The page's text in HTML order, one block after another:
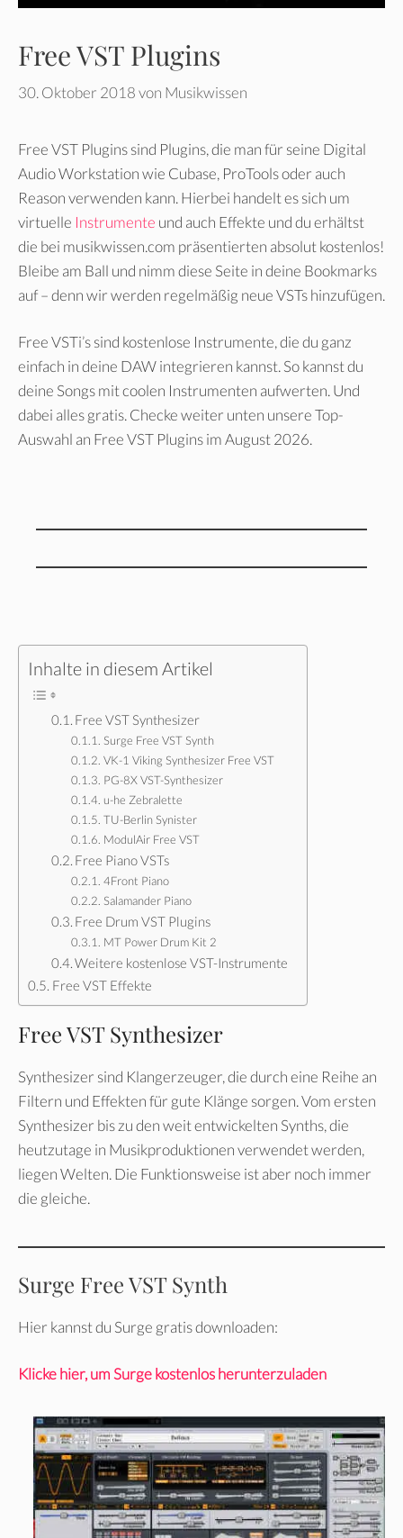
Free VST Plugins
30. Oktober 2018von Musikwissen
Free VST Plugins sind Plugins, die man für seine Digital
Audio Workstation wie Cubase, ProTools oder auch
Reason verwenden kann. Hierbei handelt es sich um
virtuelle Instrumente und auch Effekte und du erhältst
die bei musikwissen.com präsentierten absolut kostenlos!
Bleibe am Ball und nimm diese Seite in deine Bookmarks
auf – denn wir werden regelmäßig neue VSTs hinzufügen.
Free VSTi’s sind kostenlose Instrumente, die du ganz
einfach in deine DAW integrieren kannst. So kannst du
deine Songs mit coolen Instrumenten aufwerten. Und
dabei alles gratis. Checke weiter unten unsere Top-
Auswahl an Free VST Plugins im August 2026.
Inhalte in diesem Artikel
Free VST Synthesizer
Surge Free VST Synth
VK-1 Viking Synthesizer Free VST
PG-8X VST-Synthesizer
u-he Zebralette
TU-Berlin Synister
ModulAir Free VST
Free Piano VSTs
4Front Piano
Salamander Piano
Free Drum VST Plugins
MT Power Drum Kit 2
Weitere kostenlose VST-Instrumente
Free VST Effekte
Free VST Synthesizer
Synthesizer sind Klangerzeuger, die durch eine Reihe an
Filtern und Effekten für gute Klänge sorgen. Vom ersten
Synthesizer bis zu den weit entwickelten Synths, die
heutzutage in Musikproduktionen verwendet werden,
liegen Welten. Die Funktionsweise ist aber noch immer
die gleiche.
Surge Free VST Synth
Hier kannst du Surge gratis downloaden:
Klicke hier, um Surge kostenlos herunterzuladen